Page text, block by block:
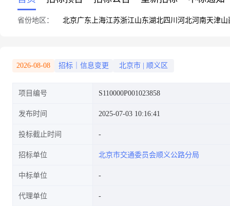
(更正)招标计划(更正)
省份地区： 北京广东 上海江苏浙江山东湖北四川 河北河南天津山
2026-08-08 招标｜信息变更 北京市 顺义区
项目编号 S110000P001023858
发布时间 2025-07-03 10:16:41
投标截止时间
招标单位 北京市交通委员会顺义公路分局
中标单位
代理单位